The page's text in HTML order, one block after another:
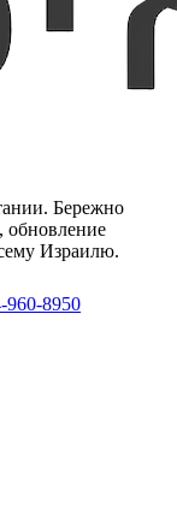
Бережно
обновление
Израилю.
960-8950